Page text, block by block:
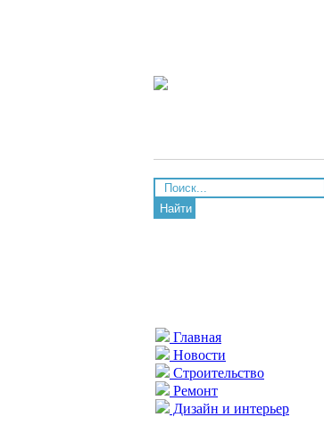
Найти
Главная
Новости
Строительство
Ремонт
Дизайн и интерьер